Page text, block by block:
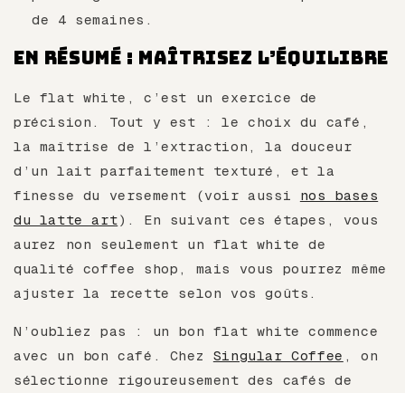
de 4 semaines.
En résumé : maîtrisez l’équilibre
Le flat white, c’est un exercice de
précision. Tout y est : le choix du café,
la maîtrise de l’extraction, la douceur
d’un lait parfaitement texturé, et la
finesse du versement (voir aussi nos bases
du latte art). En suivant ces étapes, vous
aurez non seulement un flat white de
qualité coffee shop, mais vous pourrez même
ajuster la recette selon vos goûts.
N’oubliez pas : un bon flat white commence
avec un bon café. Chez Singular Coffee , on
sélectionne rigoureusement des cafés de